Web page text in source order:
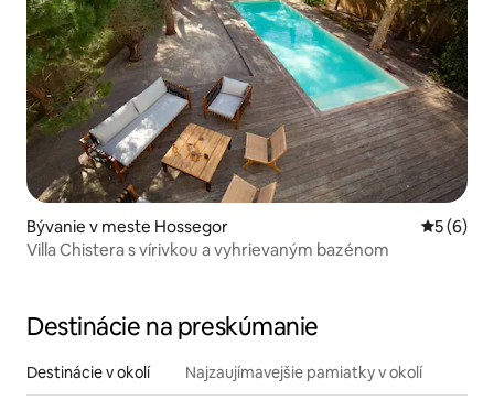
Bývanie v meste Hossegor
5 (6)
Villa Chistera s vírivkou a vyhrievaným bazénom
Destinácie na preskúmanie
Destinácie v okolí Najzaujímavejšie pamiatky v okolí